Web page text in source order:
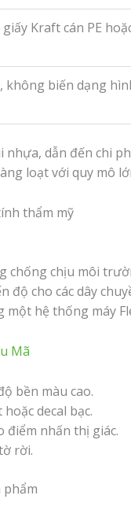
Kraft cán PE
không biến dạng
dẫn đến chi
loạt với quy mô
chống chịu môi
cho các dây
hệ thống máy
Mã
bền màu cao.
decal bạc.
điểm nhấn thị giác.
rời.